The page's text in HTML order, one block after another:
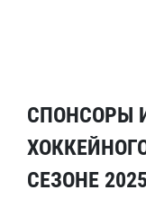
СПОНСОРЫ
СЕЗОНЕ